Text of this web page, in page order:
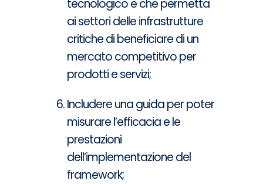
tecnologico e che permetta
ai settori delle infrastrutture
critiche di beneficiare di un
mercato competitivo per
prodotti e servizi;
Includere una guida per poter
misurare l’efficacia e le
prestazioni
dell’implementazione del
framework;